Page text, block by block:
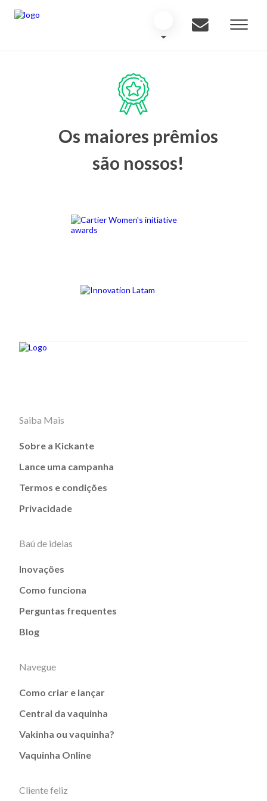
Os maiores prêmios
são nossos!
Saiba Mais
Sobre a Kickante
Lance uma campanha
Termos e condições
Privacidade
Baú de ideias
Inovações
Como funciona
Perguntas frequentes
Blog
Navegue
Como criar e lançar
Central da vaquinha
Vakinha ou vaquinha?
Vaquinha Online
Cliente feliz